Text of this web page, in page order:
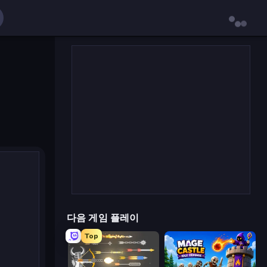
다음 게임 플레이
Top